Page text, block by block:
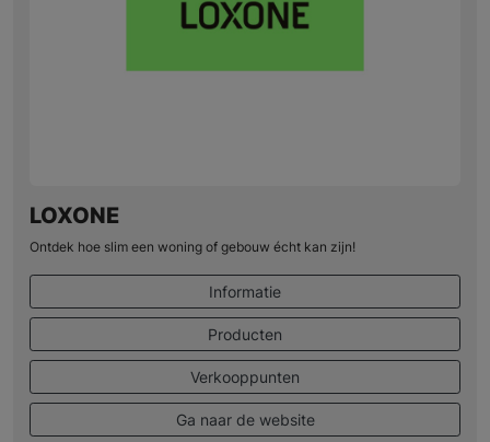
LOXONE
Ontdek hoe slim een woning of gebouw écht kan zijn!
Informatie
Producten
Verkooppunten
Ga naar de website